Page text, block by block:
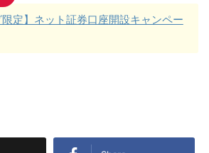
限定】ネット証券口座開設キャンペー